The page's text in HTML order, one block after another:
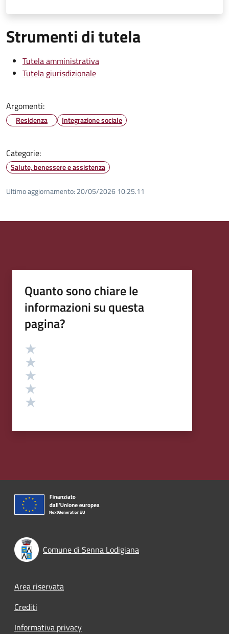
Strumenti di tutela
Tutela amministrativa
Tutela giurisdizionale
Argomenti:
Residenza Integrazione sociale
Categorie:
Salute, benessere e assistenza
Ultimo aggiornamento: 20/05/2026 10:25.11
Quanto sono chiare le
informazioni su questa
pagina?
Valutazione
Comune di Senna Lodigiana
Footer menu
Area riservata
Crediti
Informativa privacy